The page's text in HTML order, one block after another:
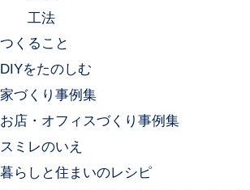
工法
つくること
DIYをたのしむ
家づくり事例集
お店・オフィスづくり事例集
スミレのいえ
暮らしと住まいのレシピ